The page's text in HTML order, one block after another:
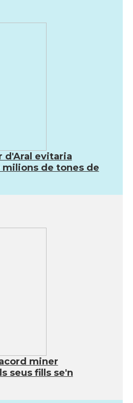
d'Aral evitaria
milions de tones de
miner
seus fills se'n